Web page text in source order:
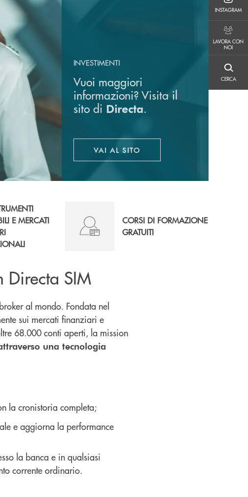
INSTAGRAM
LAVORA CON
NOI
CERCA
INVESTIMENTI
Vuoi maggiori
informazioni? Visita il
sito di Directa.
VAI AL SITOAPRE UNA NUOVA FINESTRA
E MERCATI
CORSI DI FORMAZIONE
GRATUITI
Directa SIM
al mondo. Fondata nel
sui mercati finanziari e
68.000 conti aperti, la mission
una tecnologia
la cronistoria completa;
e aggiorna la performance
la banca e in qualsiasi
corrente ordinario.